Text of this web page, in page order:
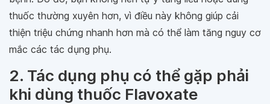
thuốc thường xuyên hơn, vì điều này không giúp cải
thiện triệu chứng nhanh hơn mà có thể làm tăng nguy cơ
mắc các tác dụng phụ.
2. Tác dụng phụ có thể gặp phải
khi dùng thuốc Flavoxate